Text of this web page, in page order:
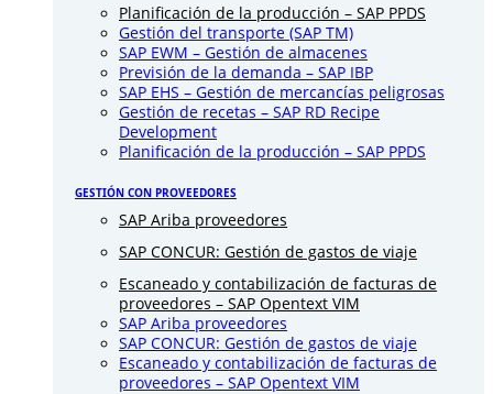
Planificación de la producción – SAP PPDS
Gestión del transporte (SAP TM)
SAP EWM – Gestión de almacenes
Previsión de la demanda – SAP IBP
SAP EHS – Gestión de mercancías peligrosas
Gestión de recetas – SAP RD Recipe
Development
Planificación de la producción – SAP PPDS
GESTIÓN CON PROVEEDORES
SAP Ariba proveedores
SAP CONCUR: Gestión de gastos de viaje
Escaneado y contabilización de facturas de
proveedores – SAP Opentext VIM
SAP Ariba proveedores
SAP CONCUR: Gestión de gastos de viaje
Escaneado y contabilización de facturas de
proveedores – SAP Opentext VIM